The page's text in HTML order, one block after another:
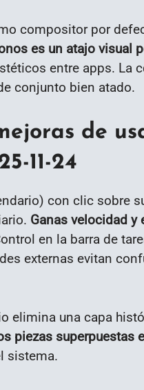
compositor por
es un atajo visual
entre apps.
conjunto bien atado.
de
11-24
con clic sobre
Ganas velocidad
en la barra de
externas evitan
elimina una capa
piezas superpuestas
sistema.